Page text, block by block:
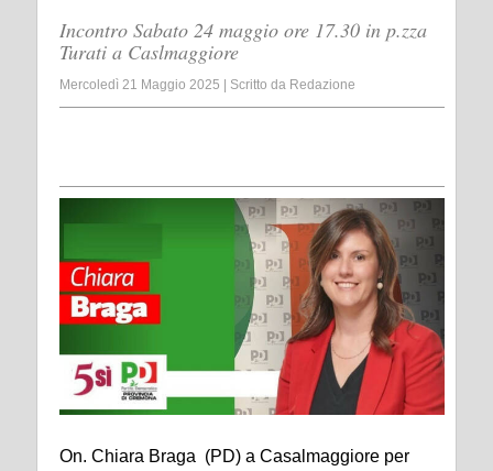
Incontro Sabato 24 maggio ore 17.30 in p.zza
Turati a Caslmaggiore
Mercoledì 21 Maggio 2025 Scritto da Redazione
On. Chiara Braga (PD) a Casalmaggiore per